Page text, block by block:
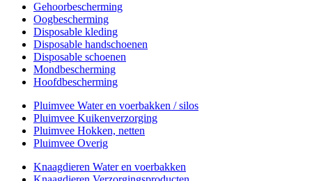
Gehoorbescherming
Oogbescherming
Disposable kleding
Disposable handschoenen
Disposable schoenen
Mondbescherming
Hoofdbescherming
Pluimvee Water en voerbakken / silos
Pluimvee Kuikenverzorging
Pluimvee Hokken, netten
Pluimvee Overig
Knaagdieren Water en voerbakken